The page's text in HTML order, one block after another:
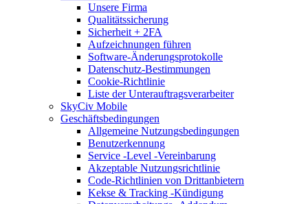
Unsere Firma
Qualitätssicherung
Sicherheit + 2FA
Aufzeichnungen führen
Software-Änderungsprotokolle
Datenschutz-Bestimmungen
Cookie-Richtlinie
Liste der Unterauftragsverarbeiter
SkyCiv Mobile
Geschäftsbedingungen
Allgemeine Nutzungsbedingungen
Benutzerkennung
Service -Level -Vereinbarung
Akzeptable Nutzungsrichtlinie
Code-Richtlinien von Drittanbietern
Kekse & Tracking -Kündigung